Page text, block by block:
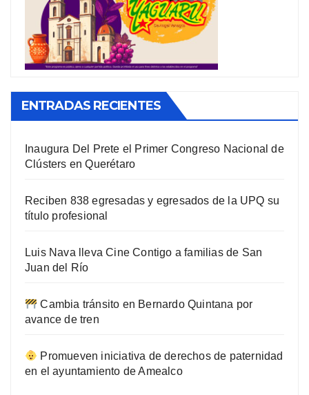
ENTRADAS RECIENTES
Inaugura Del Prete el Primer Congreso Nacional de
Clústers en Querétaro
Reciben 838 egresadas y egresados de la UPQ su
título profesional
Luis Nava lleva Cine Contigo a familias de San
Juan del Río
Cambia tránsito en Bernardo Quintana por
avance de tren
Promueven iniciativa de derechos de paternidad
en el ayuntamiento de Amealco